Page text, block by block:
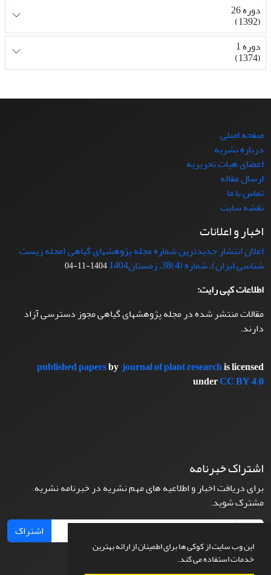
این وب سایت از کوکی ها برای اطمینان از ارائه بهترین
خدمات استفاده می کند.
دوره 26
(1392)
دوره 1
(1374)
صفحه اصلی
درباره نشریه
اعضای هیات تحریریه
ارسال مقاله
تماس با ما
نقشه سایت
اخبار و اعلانات
اعلان انتشار جدیدترین شماره مجله پژوهشهای گیاهی (مجله زیست
شناسی ایران)، شماره (4)38، زمستان1404
1404-11-04
اطلاعات کپی رایت:
مقالات منتشر شده در مجله پژوهشهای گیاهی مجوز دسترسی آزاد
دارند.
published papersbyjournal of plant researchis licensed
underCC BY 4.0
اشتراک خبرنامه
برای دریافت اخبار و اطلاعیه های مهم نشریه در خبرنامه نشریه
مشترک شوید.
اشتراک